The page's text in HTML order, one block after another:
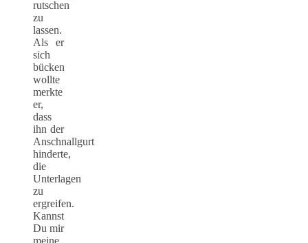
rutschen
zu
lassen.
Als er
sich
bücken
wollte
merkte
er,
dass
ihn der
Anschnallgurt
hinderte,
die
Unterlagen
zu
ergreifen.
Kannst
Du mir
meine